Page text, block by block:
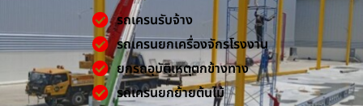
รถเครนรับจ้าง
รถเครนยกเครื่องจักรโรงงาน
ยกรถอุบัติเหตุตกข้างทาง
รถเครนยกย้ายต้นไม้